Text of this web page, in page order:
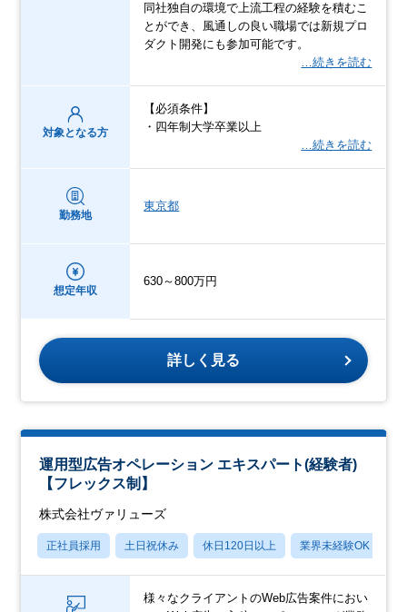
同社独自の環境で上流工程の経験を積むこ
とができ、風通しの良い職場では新規プロ
ダクト開発にも参加可能です。
…続きを読む
対象となる方
【必須条件】
・四年制大学卒業以上
…続きを読む
勤務地
東京都
想定年収
630～800万円
詳しく見る
運用型広告オペレーション エキスパート(経験者)
【フレックス制】
株式会社ヴァリューズ
正社員採用 土日祝休み 休日120日以上 業界未経験OK
様々なクライアントのWeb広告案件におい